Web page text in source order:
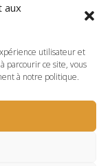
aux
utilisateur et
parcourir ce site, vous
à notre politique.